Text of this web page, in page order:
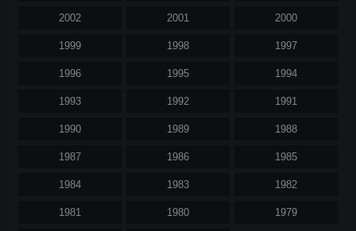
2002 2001 2000
1999 1998 1997
1996 1995 1994
1993 1992 1991
1990 1989 1988
1987 1986 1985
1984 1983 1982
1981 1980 1979